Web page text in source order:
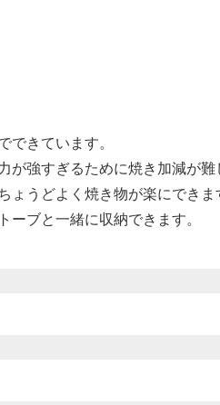
できています。
が強すぎるために焼き加減が
ょうどよく焼き物が楽にできま
ーブと一緒に収納できます。